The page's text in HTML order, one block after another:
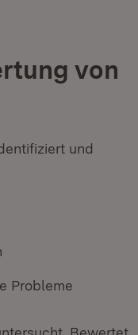
von
und
Probleme